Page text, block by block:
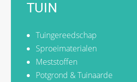
TUIN
Tuingereedschap
Sproeimaterialen
Meststoffen
Potgrond & Tuinaarde